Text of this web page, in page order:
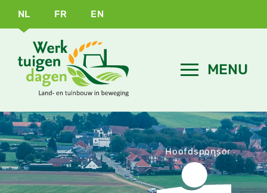
NL FR EN
Hoofdsponsor